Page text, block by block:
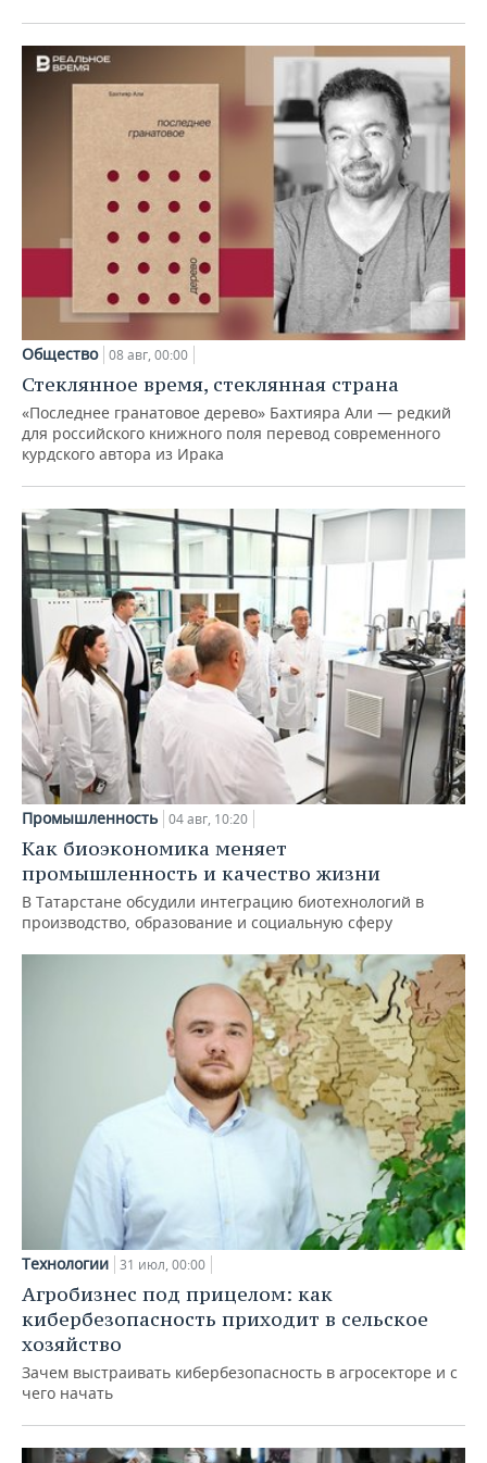
Общество 08 авг, 00:00
Стеклянное время, стеклянная страна
«Последнее гранатовое дерево» Бахтияра Али — редкий
для российского книжного поля перевод современного
курдского автора из Ирака
Промышленность 04 авг, 10:20
Как биоэкономика меняет
промышленность и качество жизни
В Татарстане обсудили интеграцию биотехнологий в
производство, образование и социальную сферу
Технологии 31 июл, 00:00
Агробизнес под прицелом: как
кибербезопасность приходит в сельское
хозяйство
Зачем выстраивать кибербезопасность в агросекторе и с
чего начать